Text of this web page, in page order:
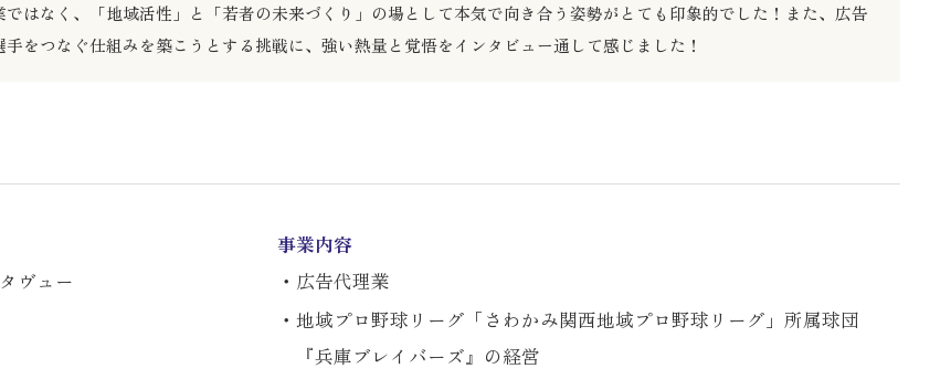
はなく、「地域活性」と「若者の未来づくり」の場として本気で向き合う姿勢がとても印象的でした！また、広告
をつなぐ仕組みを築こうとする挑戦に、強い熱量と覚悟をインタビュー通して感じました！
ヴュー
事業内容
・広告代理業
・地域プロ野球リーグ「さわかみ関西地域プロ野球リーグ」所属球団
『兵庫ブレイバーズ』の経営